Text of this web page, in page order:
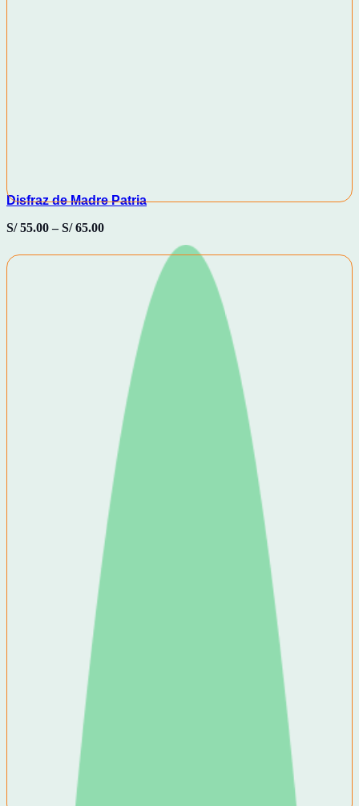
Disfraz de Madre Patria
S/55.00–S/65.00